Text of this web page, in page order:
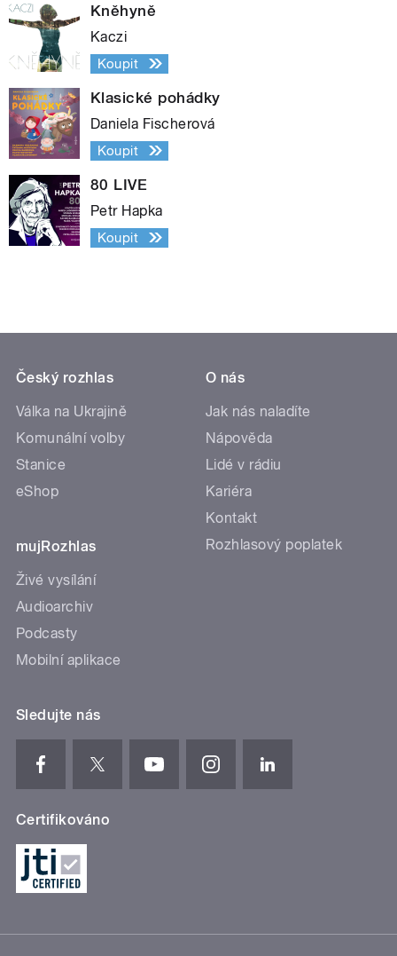
Kněhyně
Kaczi
Koupit
Klasické pohádky
Daniela Fischerová
Koupit
80 LIVE
Petr Hapka
Koupit
Český rozhlas
Válka na Ukrajině
Komunální volby
Stanice
eShop
mujRozhlas
Živé vysílání
Audioarchiv
Podcasty
Mobilní aplikace
O nás
Jak nás naladíte
Nápověda
Lidé v rádiu
Kariéra
Kontakt
Rozhlasový poplatek
Sledujte nás
Certifikováno